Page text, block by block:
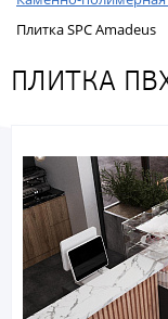
Плитка SPC Amadeus
ПЛИТКА